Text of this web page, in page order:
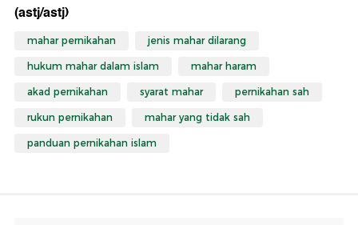
(astj/astj)
mahar pernikahan jenis mahar dilarang
hukum mahar dalam islam mahar haram
akad pernikahan syarat mahar pernikahan sah
rukun pernikahan mahar yang tidak sah
panduan pernikahan islam